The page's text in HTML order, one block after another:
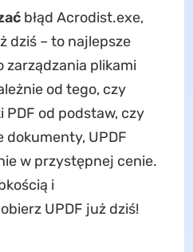
błąd Acrodist.exe,
dziś – to najlepsze
zarządzania plikami
od tego, czy
od podstaw, czy
UPDF
w przystępnej cenie.
i
UPDF już dziś!